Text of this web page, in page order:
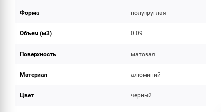
Форма полукруглая
Объем (м3) 0.09
Поверхность матовая
Материал алюминий
Цвет черный